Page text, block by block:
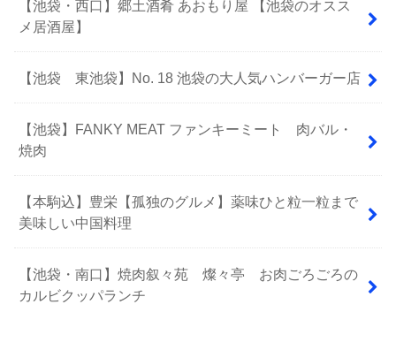
【池袋・西口】郷土酒肴 あおもり屋 【池袋のオスス
メ居酒屋】
【池袋 東池袋】No. 18 池袋の大人気ハンバーガー店
【池袋】FANKY MEAT ファンキーミート 肉バル・
焼肉
【本駒込】豊栄【孤独のグルメ】薬味ひと粒一粒まで
美味しい中国料理
【池袋・南口】焼肉叙々苑 燦々亭 お肉ごろごろの
カルビクッパランチ